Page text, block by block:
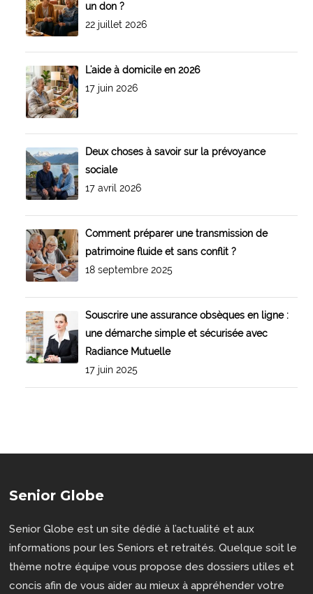
un don ?
22 juillet 2026
L'aide à domicile en 2026
17 juin 2026
Deux choses à savoir sur la prévoyance
sociale
17 avril 2026
Comment préparer une transmission de
patrimoine fluide et sans conflit ?
18 septembre 2025
Souscrire une assurance obsèques en ligne :
une démarche simple et sécurisée avec
Radiance Mutuelle
17 juin 2025
Senior Globe
Senior Globe est un site dédié à l’actualité et aux
informations pour les Seniors et retraités. Quelque soit le
thème notre équipe vous propose des dossiers utiles et
concis afin de vous aider au mieux à appréhender votre